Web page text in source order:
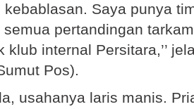
Saya punya
pertandingan
klub internal Persitara,’’
Pos).
usahanya laris manis.